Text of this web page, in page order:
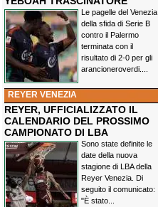
Le pagelle del Venezia
della sfida di Serie B
contro il Palermo
terminata con il
risultato di 2-0 per gli
arancioneroverdi....
REYER VENEZIA
REYER, UFFICIALIZZATO IL
CALENDARIO DEL PROSSIMO
CAMPIONATO DI LBA
Sono state definite le
date della nuova
stagione di LBA della
Reyer Venezia. Di
seguito il comunicato:
"È stato...